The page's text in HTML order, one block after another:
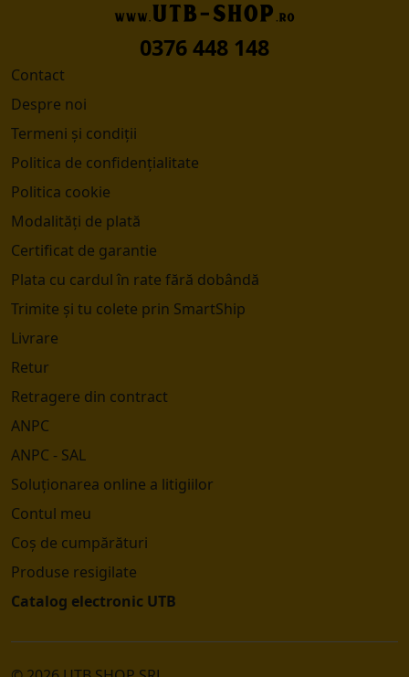
0376 448 148
Contact
Despre noi
Termeni și condiții
Politica de confidențialitate
Politica cookie
Modalități de plată
Certificat de garantie
Plata cu cardul în rate fără dobândă
Trimite și tu colete prin SmartShip
Livrare
Retur
Retragere din contract
ANPC
ANPC - SAL
Soluționarea online a litigiilor
Contul meu
Coș de cumpărături
Produse resigilate
Catalog electronic UTB